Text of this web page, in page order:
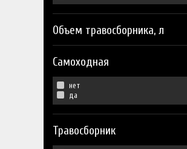
Объем травосборника, л
Самоходная
нет
да
Травосборник